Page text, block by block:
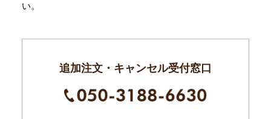
い。
追加注文・キャンセル受付窓口